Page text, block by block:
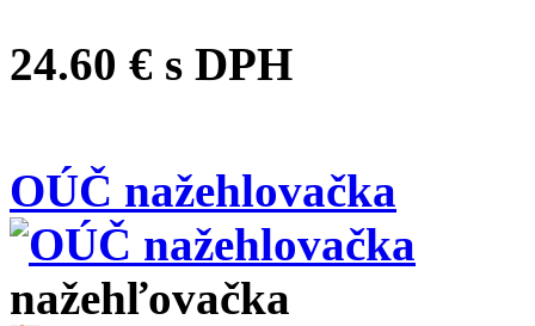
24.60 € s DPH
OÚČ nažehlovačka
nažehľovačka